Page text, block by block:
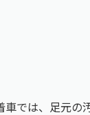
では、足元の